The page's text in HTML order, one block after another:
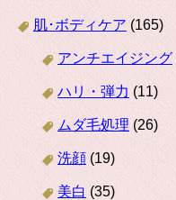
肌･ボディケア (165)
アンチエイジング
ハリ・弾力 (11)
ムダ毛処理 (26)
洗顔 (19)
美白 (35)